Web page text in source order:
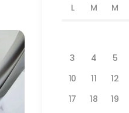
L M M
3
4 5
10
11 12
17
18 19